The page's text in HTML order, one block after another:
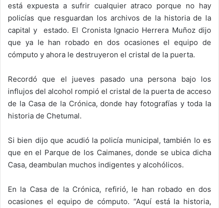
está expuesta a sufrir cualquier atraco porque no hay
policías que resguardan los archivos de la historia de la
capital y estado. El Cronista Ignacio Herrera Muñoz dijo
que ya le han robado en dos ocasiones el equipo de
cómputo y ahora le destruyeron el cristal de la puerta.
Recordó que el jueves pasado una persona bajo los
influjos del alcohol rompió el cristal de la puerta de acceso
de la Casa de la Crónica, donde hay fotografías y toda la
historia de Chetumal.
Si bien dijo que acudió la policía municipal, también lo es
que en el Parque de los Caimanes, donde se ubica dicha
Casa, deambulan muchos indigentes y alcohólicos.
En la Casa de la Crónica, refirió, le han robado en dos
ocasiones el equipo de cómputo. “Aquí está la historia,